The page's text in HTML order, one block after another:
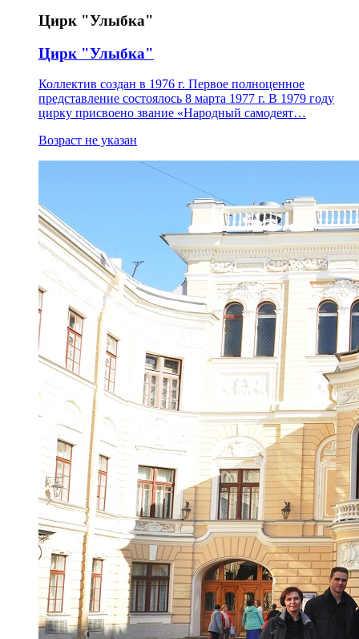
Цирк "Улыбка"
Цирк "Улыбка"
Коллектив создан в 1976 г. Первое полноценное
представление состоялось 8 марта 1977 г. В 1979 году
цирку присвоено звание «Народный самодеят…
Возраст не указан